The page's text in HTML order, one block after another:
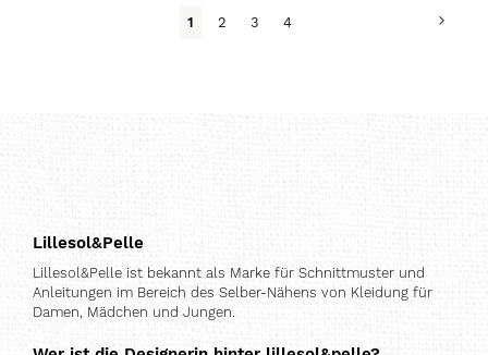
Du
1 Seite
2 Seite
3 Seite
4
Lillesol&Pelle
Lillesol&Pelle ist bekannt als Marke für Schnittmuster und
Anleitungen im Bereich des Selber-Nähens von Kleidung für
Damen, Mädchen und Jungen.